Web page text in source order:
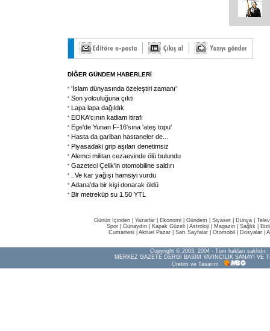
DİĞER GÜNDEM HABERLERİ
'İslam dünyasında özeleştiri zamanı'
Son yolculuğuna çıktı
Lapa lapa dağıldık
EOKA'cının katliam itirafı
Ege'de Yunan F-16'sına 'ateş topu'
Hasta da gariban hastaneler de...
Piyasadaki grip aşıları denetimsiz
Alemci militan cezaevinde ölü bulundu
Gazeteci Çelik'in otomobiline saldırı
..Ve kar yağışı hamsiyi vurdu
Adana'da bir kişi donarak öldü
Bir metreküp su 1.50 YTL
Günün İçinden Yazarlar Ekonomi Gündem Siyaset Dünya |
Spor
Günaydın Kapak Güzeli Astroloji Magazin Sağlık
Cumartesi| Aktüel Pazar| Sarı Sayfalar| Otomobil Dosyalar|
Copyright © 2003, 2004 - Tüm hakları saklıdır.
MERKEZ GAZETE DERGİ BASIM YAYINCILIK SANAYİ VE
Üretim ve Tasarım